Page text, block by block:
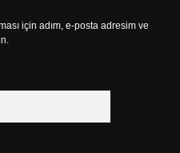
için adım, e-posta adresim ve